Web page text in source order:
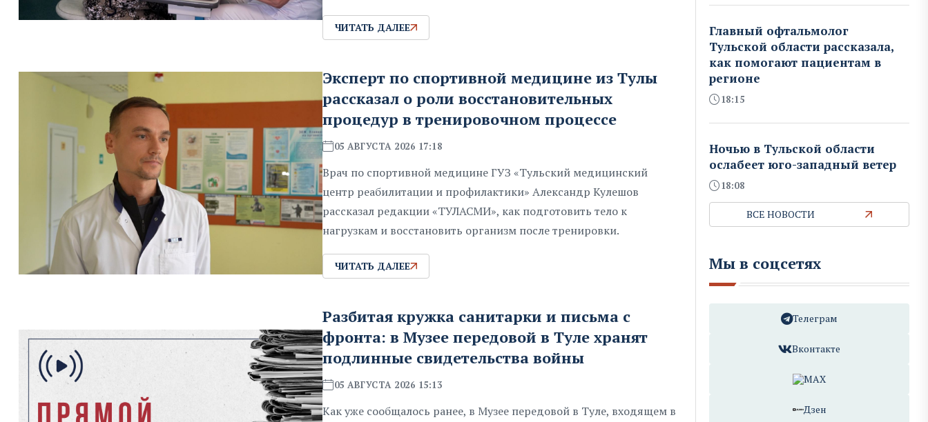
ЧИТАТЬ ДАЛЕЕ
Эксперт по спортивной медицине из Тулы
рассказал о роли восстановительных
процедур в тренировочном процессе
05 АВГУСТА 2026 17:18
Врач по спортивной медицине ГУЗ «Тульский медицинский
центр реабилитации и профилактики» Александр Кулешов
рассказал редакции «ТУЛАСМИ», как подготовить тело к
нагрузкам и восстановить организм после тренировки.
ЧИТАТЬ ДАЛЕЕ
Разбитая кружка санитарки и письма с
фронта: в Музее передовой в Туле хранят
подлинные свидетельства войны
05 АВГУСТА 2026 15:13
Как уже сообщалось ранее, в Музее передовой в Туле, входящем в
Главный офтальмолог
Тульской области рассказала,
как помогают пациентам в
регионе
18:15
Ночью в Тульской области
ослабеет юго-западный ветер
18:08
ВСЕ НОВОСТИ
Мы в соцсетях
Телеграм
Вконтакте
MAX
Дзен